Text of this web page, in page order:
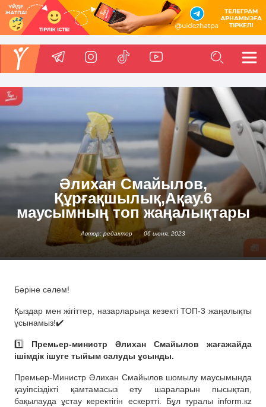
Әлихан Смайылов,
Құрғақшылық,Ақау.6
маусымның топ жаңалықтары
Автор: редактор 06 июня, 2023
Бәріне сәлем!
Қыздар мен жігіттер, назарларыңа кезекті ТОП-3 жаңалықты
ұсынамыз!✔️
1️⃣ Премьер-министр Әлихан Смайылов жағажайда
ішімдік ішуге тыйым салуды ұсынды.
Премьер-Министр Әлихан Смайылов шомылу маусымында
қауіпсіздікті қамтамасыз ету шараларын пысықтап,
бақылауда ұстау керектігін ескертті. Бұл туралы inform.кz